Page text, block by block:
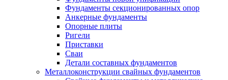
Фундаменты секционированных опор
Анкерные фундаменты
Опорные плиты
Ригели
Приставки
Сваи
Детали составных фундаментов
Металлоконструкции свайных фундаментов